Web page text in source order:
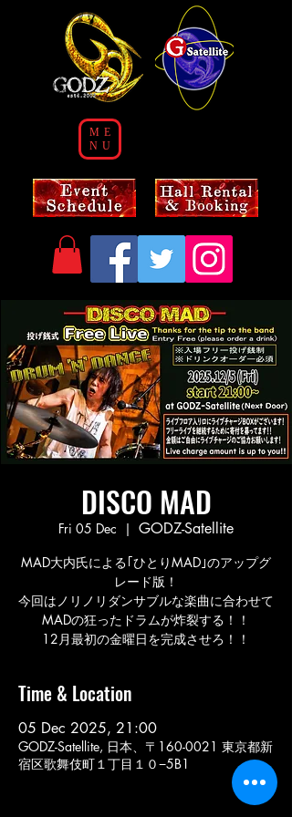
ME
NU
DISCO MAD
Fri 05 Dec
  |
GODZ-Satellite
MAD大内氏による｢ひとりMAD｣のアップグ
レード版！
今回はノリノリダンサブルな楽曲に合わせて
MADの狂ったドラムが炸裂する！！
12月最初の金曜日を完成させろ！！
Time & Location
05 Dec 2025, 21:00
GODZ-Satellite, 日本、〒160-0021 東京都新
宿区歌舞伎町１丁目１０−5B1